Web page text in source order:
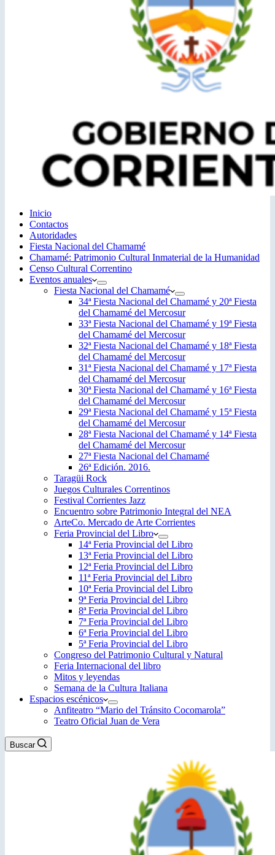
Inicio
Contactos
Autoridades
Fiesta Nacional del Chamamé
Chamamé: Patrimonio Cultural Inmaterial de la Humanidad
Censo Cultural Correntino
Eventos anuales
Fiesta Nacional del Chamamé
34ª Fiesta Nacional del Chamamé y 20ª Fiesta
del Chamamé del Mercosur
33ª Fiesta Nacional del Chamamé y 19ª Fiesta
del Chamamé del Mercosur
32ª Fiesta Nacional del Chamamé y 18ª Fiesta
del Chamamé del Mercosur
31ª Fiesta Nacional del Chamamé y 17ª Fiesta
del Chamamé del Mercosur
30ª Fiesta Nacional del Chamamé y 16ª Fiesta
del Chamamé del Mercosur
29ª Fiesta Nacional del Chamamé y 15ª Fiesta
del Chamamé del Mercosur
28ª Fiesta Nacional del Chamamé y 14ª Fiesta
del Chamamé del Mercosur
27ª Fiesta Nacional del Chamamé
26ª Edición. 2016.
Taragüi Rock
Juegos Culturales Correntinos
Festival Corrientes Jazz
Encuentro sobre Patrimonio Integral del NEA
ArteCo. Mercado de Arte Corrientes
Feria Provincial del Libro
14ª Feria Provincial del Libro
13ª Feria Provincial del Libro
12ª Feria Provincial del Libro
11ª Feria Provincial del Libro
10ª Feria Provincial del Libro
9ª Feria Provincial del Libro
8ª Feria Provincial del Libro
7ª Feria Provincial del Libro
6ª Feria Provincial del Libro
5ª Feria Provincial del Libro
Congreso del Patrimonio Cultural y Natural
Feria Internacional del libro
Mitos y leyendas
Semana de la Cultura Italiana
Espacios escénicos
Anfiteatro “Mario del Tránsito Cocomarola”
Teatro Oficial Juan de Vera
Buscar